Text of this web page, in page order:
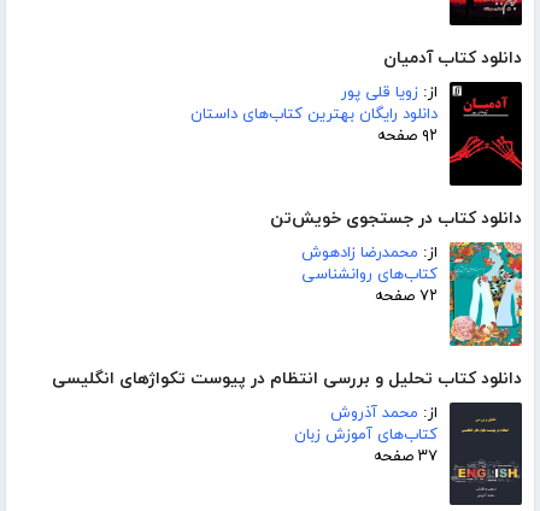
دانلود کتاب آدمیان
از: زویا قلی پور
دانلود رایگان بهترین کتاب‌های داستان
۹۲ صفحه
دانلود کتاب در جستجوی خویش‌تن
از: محمدرضا زادهوش
کتاب‌های روانشناسی
۷۲ صفحه
دانلود کتاب تحلیل و بررسی انتظام در پیوست تکواژهای انگلیسی
از: محمد آذروش
کتاب‌های آموزش زبان
۳۷ صفحه